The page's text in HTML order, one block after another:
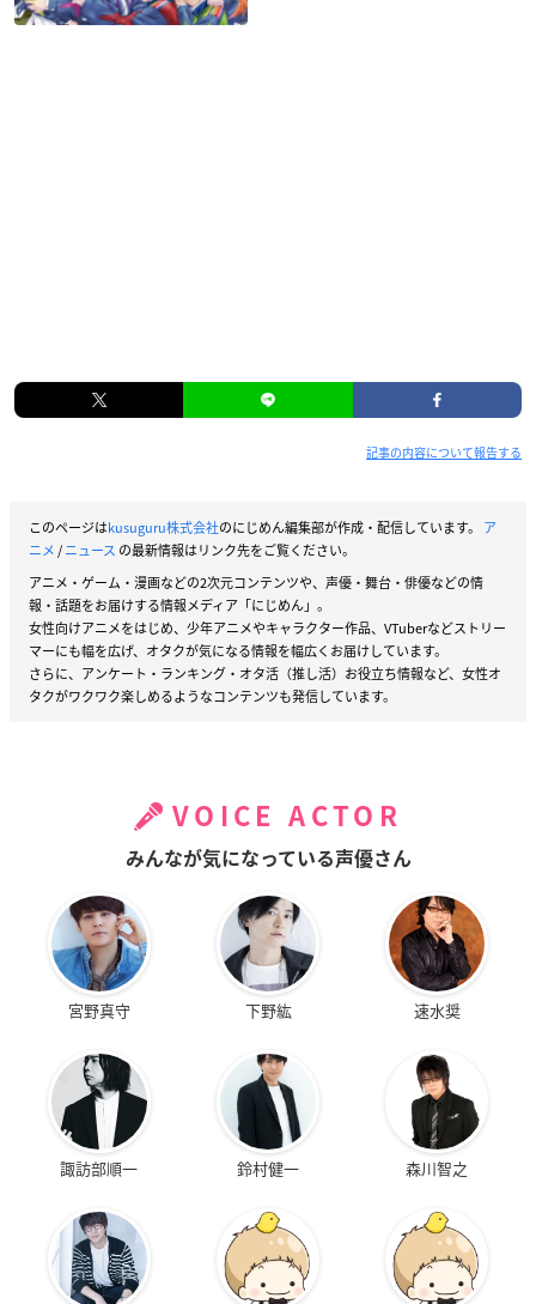
記事の内容について報告する
このページはkusuguru株式会社のにじめん編集部が作成・配信しています。 ア
ニメ/ニュース の最新情報はリンク先をご覧ください。
アニメ・ゲーム・漫画などの2次元コンテンツや、声優・舞台・俳優などの情
報・話題をお届けする情報メディア「にじめん」。
女性向けアニメをはじめ、少年アニメやキャラクター作品、VTuberなどストリー
マーにも幅を広げ、オタクが気になる情報を幅広くお届けしています。
さらに、アンケート・ランキング・オタ活（推し活）お役立ち情報など、女性オ
タクがワクワク楽しめるようなコンテンツも発信しています。
VOICE ACTOR
みんなが気になっている声優さん
宮野真守 下野紘 速水奨
諏訪部順一 鈴村健一 森川智之